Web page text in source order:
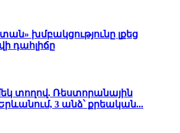
խմբակցությունը լքեց
դահլիճը
մեկ տողով. Ռեստորանային
3 անձ՝ քրեական...